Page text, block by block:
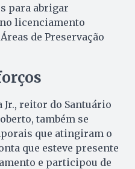
para abrigar
licenciamento
de Preservação
Jr., reitor do Santuário
também se
que atingiram o
que esteve presente
e participou de